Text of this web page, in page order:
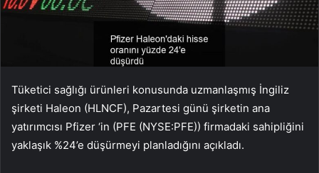
Tüketici sağlığı ürünleri konusunda uzmanlaşmış İngiliz
şirketi Haleon (HLNCF), Pazartesi günü şirketin ana
yatırımcısı Pfizer ‘in (PFE (NYSE:PFE)) firmadaki sahipliğini
yaklaşık %24’e düşürmeyi planladığını açıkladı.